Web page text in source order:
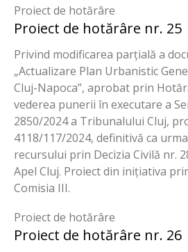
Proiect de hotărâre
Proiect de hotărâre nr. 25
Privind modificarea parțială a
„Actualizare Plan Urbanistic
Cluj-Napoca”, aprobat prin
vederea punerii în executare a
2850/2024 a Tribunalului Cluj,
4118/117/2024, definitivă ca
recursului prin Decizia Civilă nr.
Apel Cluj. Proiect din inițiativa
Comisia III.
Proiect de hotărâre
Proiect de hotărâre nr. 26